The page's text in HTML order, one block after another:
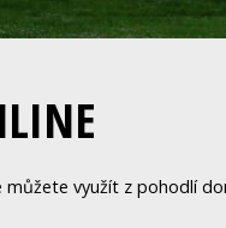
můžete využít z pohodlí